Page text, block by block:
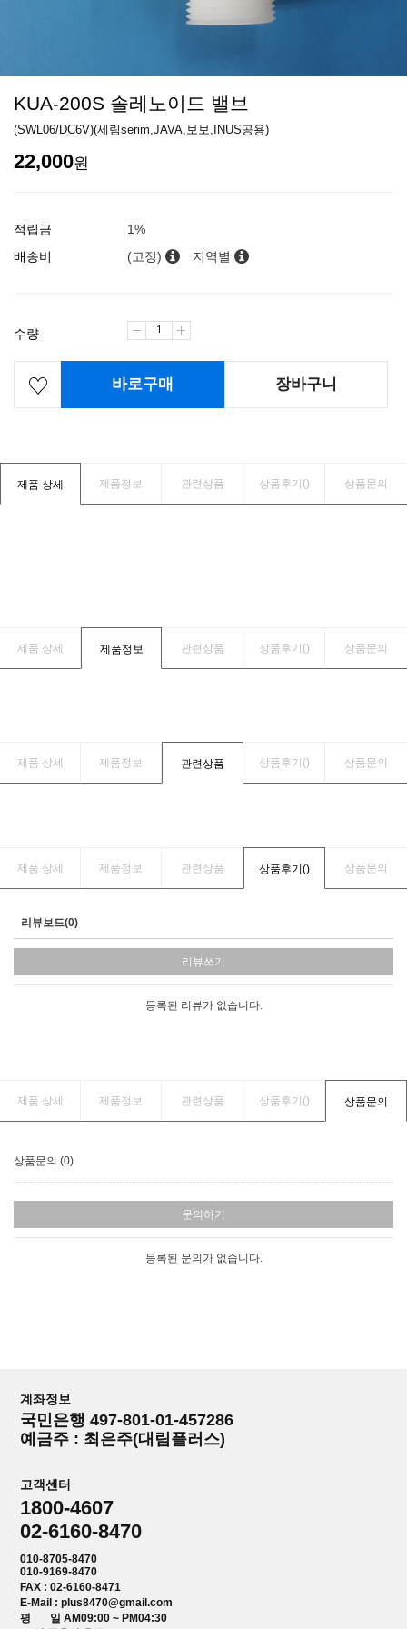
KUA-200S 솔레노이드 밸브
(SWL06/DC6V)(세림serim,JAVA,보보,INUS공용)
22,000원
적립금
1%
배송비
(고정) 지역별
수량
바로구매 장바구니
제품 상세 제품정보 관련상품 상품후기() 상품문의
제품 상세 제품정보 관련상품 상품후기() 상품문의
제품 상세 제품정보 관련상품 상품후기() 상품문의
제품 상세 제품정보 관련상품 상품후기() 상품문의
리뷰보드(0)
리뷰쓰기
등록된 리뷰가 없습니다.
제품 상세 제품정보 관련상품 상품후기() 상품문의
상품문의 (0)
문의하기
등록된 문의가 없습니다.
계좌정보
국민은행 497-801-01-457286
예금주 : 최은주(대림플러스)
고객센터
1800-4607
02-6160-8470
010-8705-8470
010-9169-8470
FAX : 02-6160-8471
E-Mail : plus8470@gmail.com
평 일 AM09:00 ~ PM04:30